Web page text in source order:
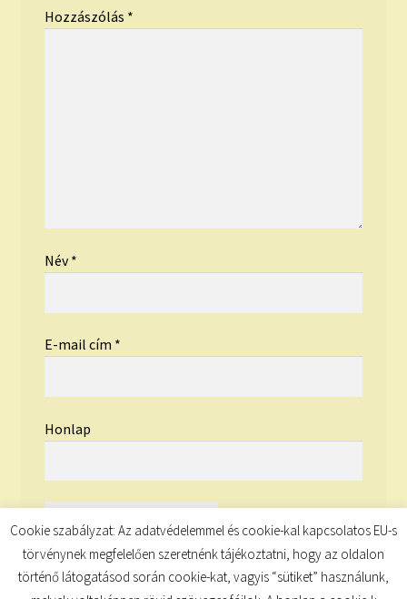
Hozzászólás *
Név*
E-mail cím *
Honlap
Cookie szabályzat: Az adatvédelemmel és cookie-kal kapcsolatos EU-s
törvénynek megfelelően szeretnénk tájékoztatni, hogy az oldalon
történő látogatásod során cookie-kat, vagyis “sütiket” használunk,